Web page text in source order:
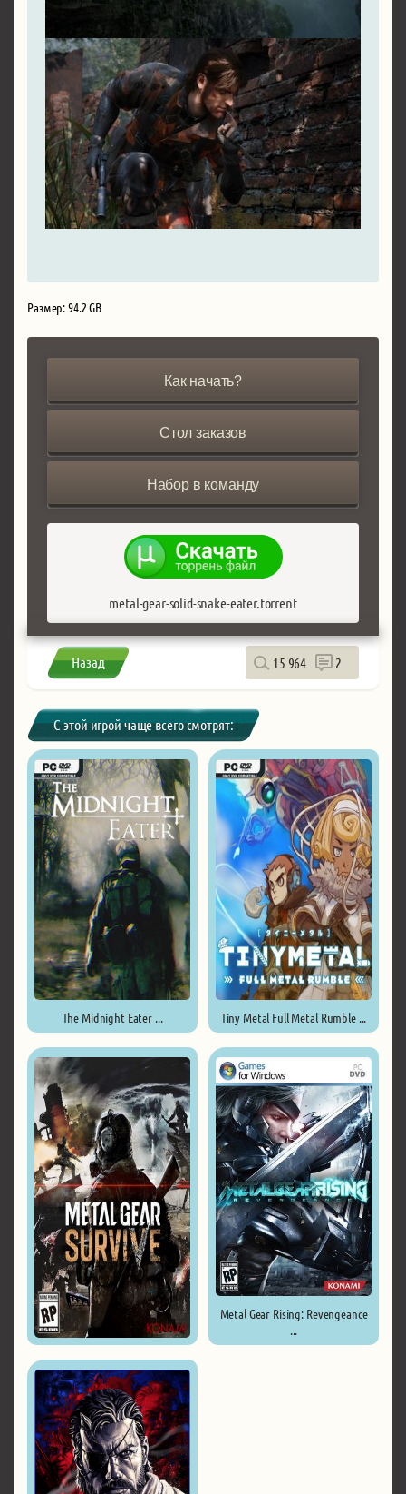
Размер: 94.2 GB
Как начать?
Стол заказов
Набор в команду
metal-gear-solid-snake-eater.torrent
Назад 15 964 2
С этой игрой чаще всего смотрят:
The Midnight Eater ... Tiny Metal Full Metal Rumble ...
Metal Gear Rising: Revengeance
...